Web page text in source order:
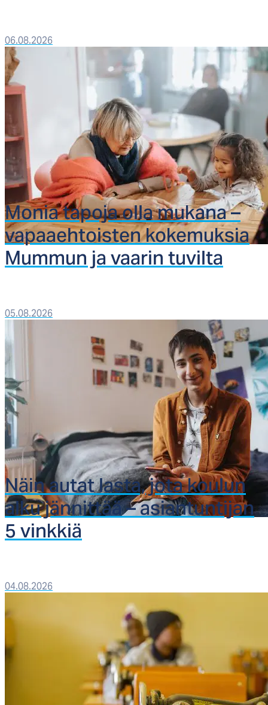
06.08.2026
Mo­nia ta­po­ja ol­la mu­ka­na –
va­paaeh­tois­ten ko­ke­muk­sia
Mum­mun ja vaa­rin tu­vil­ta
05.08.2026
Näin au­tat las­ta, jo­ta kou­lun
al­ku jän­nit­tää – asian­tun­ti­jan
5 vink­kiä
04.08.2026